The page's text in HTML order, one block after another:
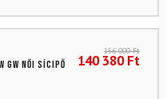
GW női sícipő
156 000Ft
140 380Ft